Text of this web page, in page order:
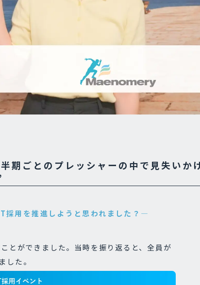
期ごとのプレッシャーの中で見失いか
用を推進しようと思われました？―
とができました。当時を振り返ると、全員が
した。